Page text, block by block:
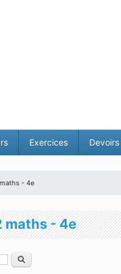
Exercices Devoirs
- 4e
maths - 4e
Rechercher